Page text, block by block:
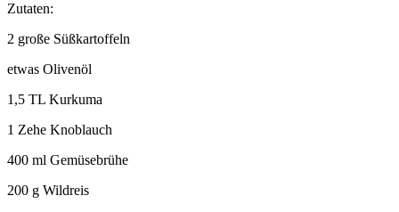
Zutaten:
2 große Süßkartoffeln
etwas Olivenöl
1,5 TL Kurkuma
1 Zehe Knoblauch
400 ml Gemüsebrühe
200 g Wildreis